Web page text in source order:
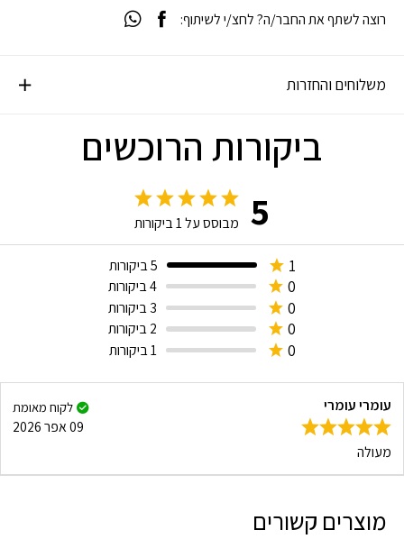
משלוחים והחזרות
רוצה לשתף את החבר/ה? לחצ/י לשיתוף:
ביקורות הרוכשים
5 מבוסס על1ביקורות
1 5 ביקורות
0 4 ביקורות
0 3 ביקורות
0 2 ביקורות
0 1 ביקורות
עומרי עומרי לקוח מאומת
09 אפר 2026
מעולה
מוצרים קשורים